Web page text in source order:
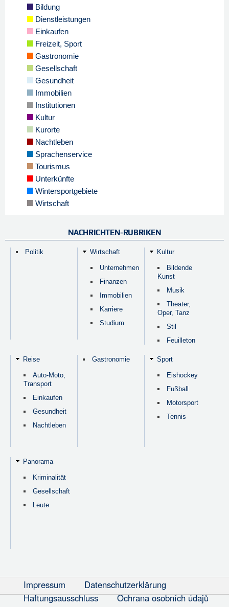
Bildung
Dienstleistungen
Einkaufen
Freizeit, Sport
Gastronomie
Gesellschaft
Gesundheit
Immobilien
Institutionen
Kultur
Kurorte
Nachtleben
Sprachenservice
Tourismus
Unterkünfte
Wintersportgebiete
Wirtschaft
NACHRICHTEN-RUBRIKEN
Politik Wirtschaft
Unternehmen
Finanzen
Immobilien
Karriere
Studium
Kultur
Bildende
Kunst
Musik
Theater,
Oper, Tanz
Stil
Feuilleton
Reise
Auto-Moto,
Transport
Einkaufen
Gesundheit
Nachtleben
Gastronomie Sport
Eishockey
Fußball
Motorsport
Tennis
Panorama
Kriminalität
Gesellschaft
Leute
Impressum
Datenschutzerklärung
Haftungsausschluss
Ochrana osobních údajů